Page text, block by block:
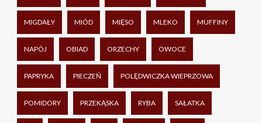
MIGDAŁY MIÓD MIĘSO MLEKO MUFFINY
NAPÓJ OBIAD ORZECHY OWOCE
PAPRYKA PIECZEŃ POLĘDWICZKA WIEPRZOWA
POMIDORY PRZEKĄSKA RYBA SAŁATKA